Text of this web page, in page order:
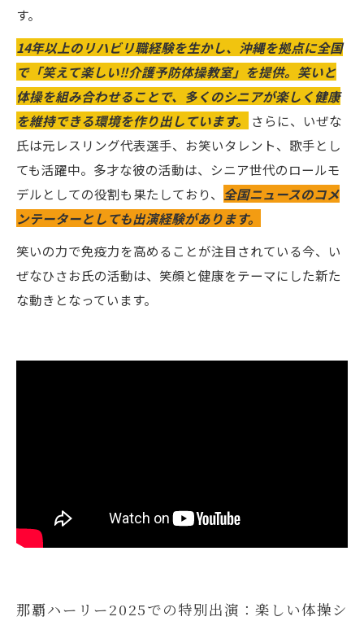
す。
14年以上のリハビリ職経験を生かし、沖縄を拠点に全国
で「笑えて楽しい‼️介護予防体操教室」を提供。笑いと
体操を組み合わせることで、多くのシニアが楽しく健康
を維持できる環境を作り出しています。
さらに、いぜな
氏は元レスリング代表選手、お笑いタレント、歌手とし
ても活躍中。多才な彼の活動は、シニア世代のロールモ
デルとしての役割も果たしており、 全国ニュースのコメ
ンテーターとしても出演経験があります。
笑いの力で免疫力を高めることが注目されている今、い
ぜなひさお氏の活動は、笑顔と健康をテーマにした新た
な動きとなっています。
那覇ハーリー2025での特別出演：楽しい体操シ